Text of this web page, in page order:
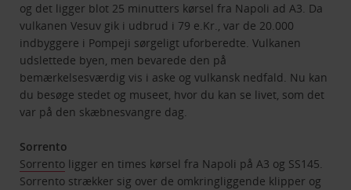
og det ligger blot 25 minutters kørsel fra Napoli ad A3. Da
vulkanen Vesuv gik i udbrud i 79 e.Kr., var de 20.000
indbyggere i Pompeji sørgeligt uforberedte. Vulkanen
udslettede byen, men bevarede den på
bemærkelsesværdig vis i aske og vulkansk nedfald. Nu kan
du besøge stedet og museet, hvor du kan se livet, som det
var på den skæbnesvangre dag.
Sorrento
Sorrento ligger en times kørsel fra Napoli på A3 og SS145.
Sorrento strækker sig over de omkringliggende klipper og